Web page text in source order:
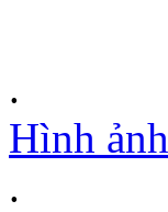
.
Hình
.